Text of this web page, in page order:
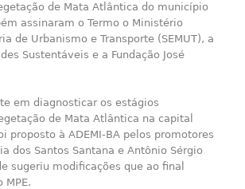
de Mata Atlântica do município
assinaram o Termo o Ministério
de Urbanismo e Transporte (SEMUT), a
Sustentáveis e a Fundação José
em diagnosticar os estágios
de Mata Atlântica na capital
proposto à ADEMI-BA pelos promotores
dos Santos Santana e Antônio Sérgio
sugeriu modificações que ao final
MPE.